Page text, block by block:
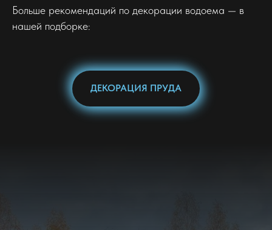
Больше рекомендаций по декорации водоема — в
нашей подборке:
ДЕКОРАЦИЯ ПРУДА